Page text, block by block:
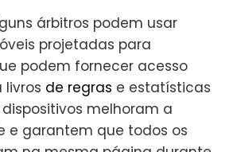
árbitros podem usar
projetadas para
podem fornecer acesso
livros de regras e estatísticas
dispositivos melhoram a
e garantem que todos os